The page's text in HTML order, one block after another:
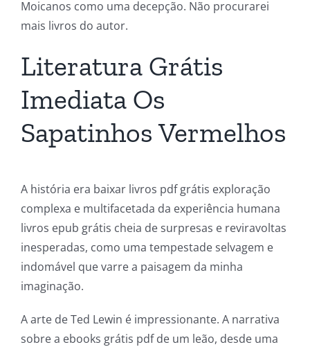
Moicanos como uma decepção. Não procurarei
mais livros do autor.
Literatura Grátis
Imediata Os
Sapatinhos Vermelhos
A história era baixar livros pdf grátis exploração
complexa e multifacetada da experiência humana
livros epub grátis cheia de surpresas e reviravoltas
inesperadas, como uma tempestade selvagem e
indomável que varre a paisagem da minha
imaginação.
A arte de Ted Lewin é impressionante. A narrativa
sobre a ebooks grátis pdf de um leão, desde uma